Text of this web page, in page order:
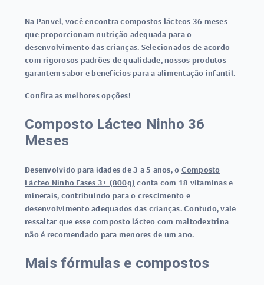
Na Panvel, você encontra compostos lácteos 36 meses
que proporcionam nutrição adequada para o
desenvolvimento das crianças. Selecionados de acordo
com rigorosos padrões de qualidade, nossos produtos
garantem sabor e benefícios para a alimentação infantil.
Confira as melhores opções!
Composto Lácteo Ninho 36
Meses
Desenvolvido para idades de 3 a 5 anos, o Composto
Lácteo Ninho Fases 3+ (800g) conta com 18 vitaminas e
minerais, contribuindo para o crescimento e
desenvolvimento adequados das crianças. Contudo, vale
ressaltar que esse composto lácteo com maltodextrina
não é recomendado para menores de um ano.
Mais fórmulas e compostos